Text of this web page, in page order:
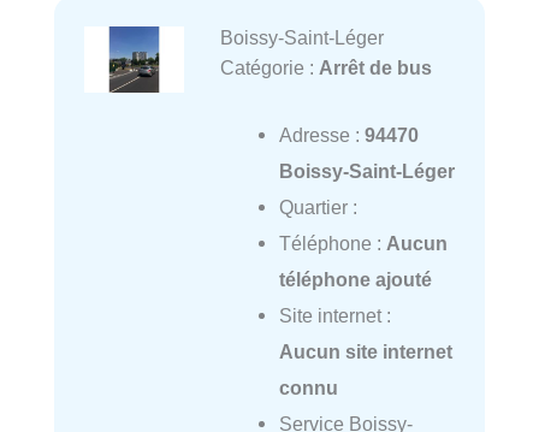
Boissy-Saint-Léger
Catégorie : Arrêt de bus
Adresse : 94470
Boissy-Saint-Léger
Quartier :
Téléphone : Aucun
téléphone ajouté
Site internet :
Aucun site internet
connu
Service Boissy-